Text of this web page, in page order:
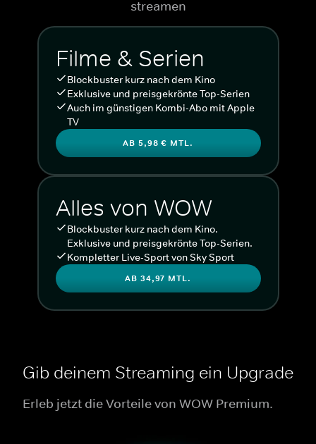
streamen
Filme & Serien
Blockbuster kurz nach dem Kino
Exklusive und preisgekrönte Top-Serien
Auch im günstigen Kombi-Abo mit Apple
TV
AB 5,98 € MTL.
Alles von WOW
Blockbuster kurz nach dem Kino.
Exklusive und preisgekrönte Top-Serien.
Kompletter Live-Sport von Sky Sport
AB 34,97 MTL.
Gib deinem Streaming ein Upgrade
Erleb jetzt die Vorteile von WOW Premium.